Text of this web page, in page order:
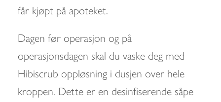
får kjøpt på apoteket.
Dagen før operasjon og på
operasjonsdagen skal du vaske deg med
Hibiscrub oppløsning i dusjen over hele
kroppen. Dette er en desinfiserende såpe